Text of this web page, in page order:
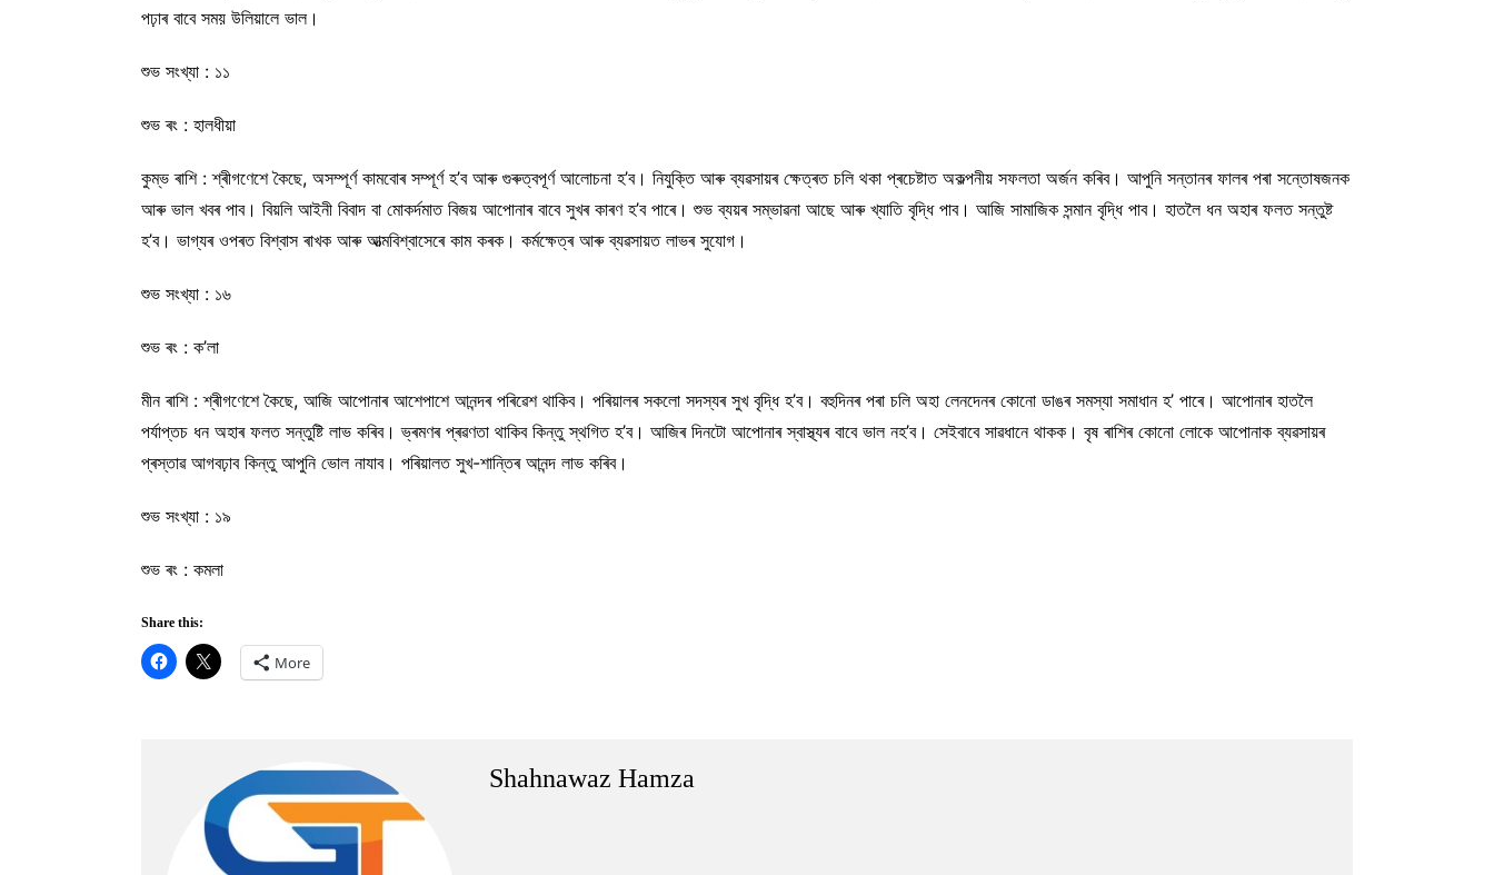
পঢ়াৰ বাবে সময় উলিয়ালে ভাল।
শুভ সংখ্যা : ১১
শুভ ৰং : হালধীয়া
কুম্ভ ৰাশি : শ্ৰীগণেশে কৈছে, অসম্পূৰ্ণ কামবোৰ সম্পূৰ্ণ হ’ব আৰু গুৰুত্বপূৰ্ণ আলোচনা হ’ব। নিযুক্তি আৰু ব্যৱসায়ৰ ক্ষেত্ৰত চলি থকা প্ৰচেষ্টাত অকল্পনীয় সফলতা অৰ্জন কৰিব। আপুনি সন্তানৰ ফালৰ পৰা সন্তোষজনক
আৰু ভাল খবৰ পাব। বিয়লি আইনী বিবাদ বা মোকৰ্দমাত বিজয় আপোনাৰ বাবে সুখৰ কাৰণ হ’ব পাৰে। শুভ ব্যয়ৰ সম্ভাৱনা আছে আৰু খ্যাতি বৃদ্ধি পাব। আজি সামাজিক সন্মান বৃদ্ধি পাব। হাতলৈ ধন অহাৰ ফলত সন্তুষ্ট
হ’ব। ভাগ্যৰ ওপৰত বিশ্বাস ৰাখক আৰু আত্মবিশ্বাসেৰে কাম কৰক। কৰ্মক্ষেত্ৰ আৰু ব্যৱসায়ত লাভৰ সুযোগ।
শুভ সংখ্যা : ১৬
শুভ ৰং : ক’লা
মীন ৰাশি : শ্ৰীগণেশে কৈছে, আজি আপোনাৰ আশেপাশে আনন্দৰ পৰিৱেশ থাকিব। পৰিয়ালৰ সকলো সদস্যৰ সুখ বৃদ্ধি হ’ব। বহুদিনৰ পৰা চলি অহা লেনদেনৰ কোনো ডাঙৰ সমস্যা সমাধান হ’ পাৰে। আপোনাৰ হাতলৈ
পৰ্যাপ্তচ ধন অহাৰ ফলত সন্তুষ্টি লাভ কৰিব। ভ্ৰমণৰ প্ৰৱণতা থাকিব কিন্তু স্থগিত হ’ব। আজিৰ দিনটো আপোনাৰ স্বাস্থ্যৰ বাবে ভাল নহ’ব। সেইবাবে সাৱধানে থাকক। বৃষ ৰাশিৰ কোনো লোকে আপোনাক ব্যৱসায়ৰ
প্ৰস্তাৱ আগবঢ়াব কিন্তু আপুনি ভোল নাযাব। পৰিয়ালত সুখ-শান্তিৰ আনন্দ লাভ কৰিব।
শুভ সংখ্যা : ১৯
শুভ ৰং : কমলা
Share this:
More
Shahnawaz Hamza